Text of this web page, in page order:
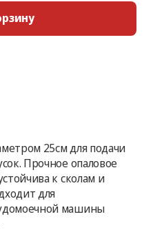
25см для подачи
Прочное опаловое
к сколам и
для
машины